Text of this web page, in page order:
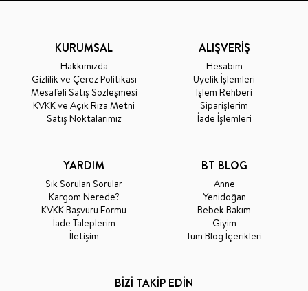
KURUMSAL
Hakkımızda
Gizlilik ve Çerez Politikası
Mesafeli Satış Sözleşmesi
KVKK ve Açık Rıza Metni
Satış Noktalarımız
ALIŞVERİŞ
Hesabım
Üyelik İşlemleri
İşlem Rehberi
Siparişlerim
İade İşlemleri
YARDIM
Sık Sorulan Sorular
Kargom Nerede?
KVKK Başvuru Formu
İade Taleplerim
İletişim
BT BLOG
Anne
Yenidoğan
Bebek Bakım
Giyim
Tüm Blog İçerikleri
BİZİ TAKİP EDİN